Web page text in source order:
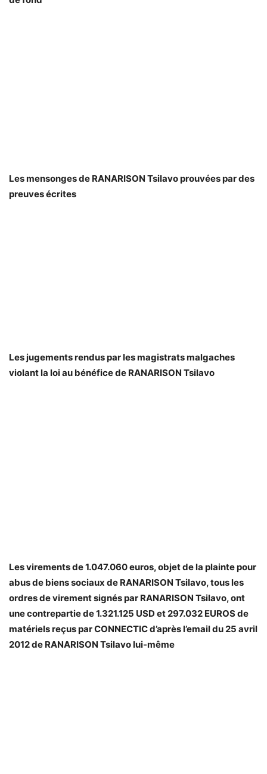
Les mensonges de RANARISON Tsilavo prouvées par des
preuves écrites
Les jugements rendus par les magistrats malgaches
violant la loi au bénéfice de RANARISON Tsilavo
Les virements de 1.047.060 euros, objet de la plainte pour
abus de biens sociaux de RANARISON Tsilavo, tous les
ordres de virement signés par RANARISON Tsilavo, ont
une contrepartie de 1.321.125 USD et 297.032 EUROS de
matériels reçus par CONNECTIC d’après l’email du 25 avril
2012 de RANARISON Tsilavo lui-même